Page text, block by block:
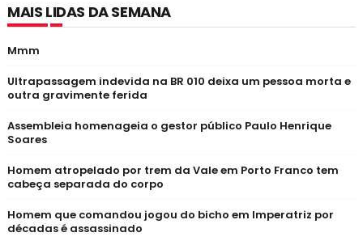
MAIS LIDAS DA SEMANA
Mmm
Ultrapassagem indevida na BR 010 deixa um pessoa morta e
outra gravimente ferida
Assembleia homenageia o gestor público Paulo Henrique
Soares
Homem atropelado por trem da Vale em Porto Franco tem
cabeça separada do corpo
Homem que comandou jogou do bicho em Imperatriz por
décadas é assassinado